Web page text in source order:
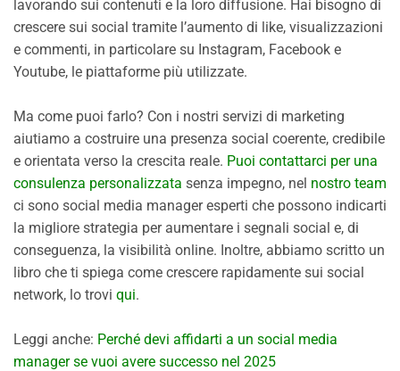
lavorando sui contenuti e la loro diffusione. Hai bisogno di
crescere sui social tramite l’aumento di like, visualizzazioni
e commenti, in particolare su Instagram, Facebook e
Youtube, le piattaforme più utilizzate.
Ma come puoi farlo? Con i nostri servizi di marketing
aiutiamo a costruire una presenza social coerente, credibile
e orientata verso la crescita reale. Puoi contattarci per una
consulenza personalizzata senza impegno, nel nostro team
ci sono social media manager esperti che possono indicarti
la migliore strategia per aumentare i segnali social e, di
conseguenza, la visibilità online. Inoltre, abbiamo scritto un
libro che ti spiega come crescere rapidamente sui social
network, lo trovi qui.
Leggi anche: Perché devi affidarti a un social media
manager se vuoi avere successo nel 2025